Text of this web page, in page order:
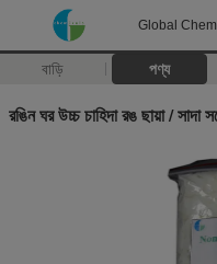
Global
বাড়ি পণ্য
রঙিন ঘর উচ্চ চাহিদা রঙ ছায়া /